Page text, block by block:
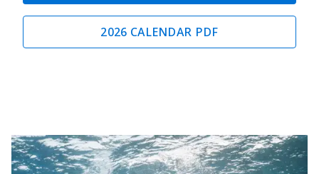
2026 CALENDAR PDF